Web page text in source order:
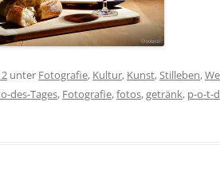
unter Fotografie, Kultur, Kunst,Stilleben,
des-Tages, Fotografie,fotos,getränk, p-o-t-d